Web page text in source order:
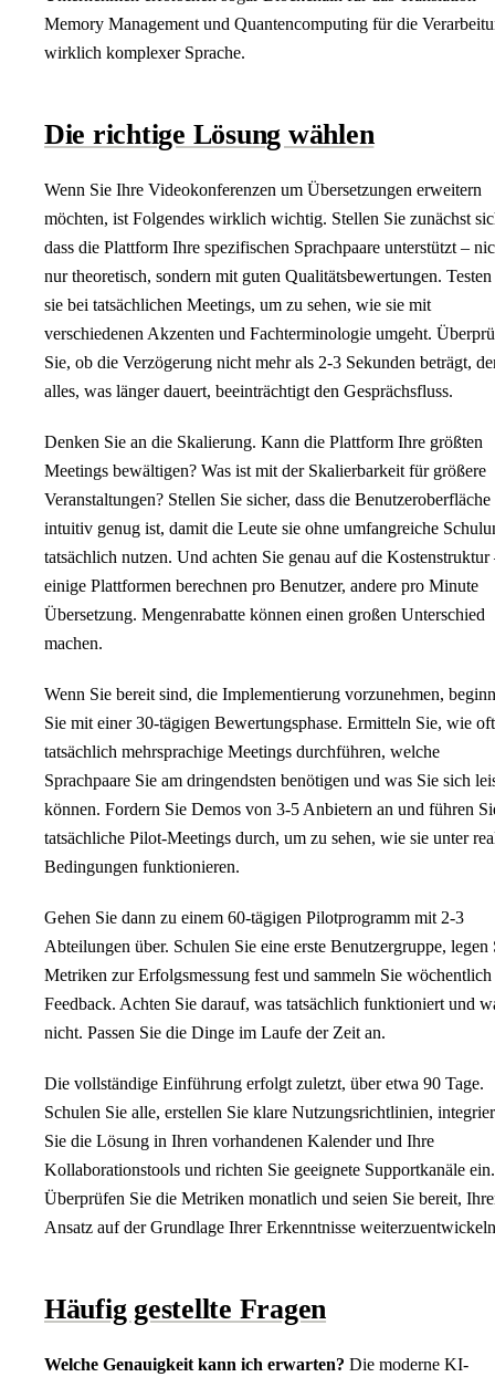
Memory Management und Quantencomputing für die
wirklich komplexer Sprache.
Die richtige Lösung wählen
Wenn Sie Ihre Videokonferenzen um Übersetzungen erweitern
möchten, ist Folgendes wirklich wichtig. Stellen Sie zunächst
dass die Plattform Ihre spezifischen Sprachpaare unterstützt –
nur theoretisch, sondern mit guten Qualitätsbewertungen. Testen
sie bei tatsächlichen Meetings, um zu sehen, wie sie mit
verschiedenen Akzenten und Fachterminologie umgeht.
Sie, ob die Verzögerung nicht mehr als 2-3 Sekunden beträgt,
alles, was länger dauert, beeinträchtigt den Gesprächsfluss.
Denken Sie an die Skalierung. Kann die Plattform Ihre größten
Meetings bewältigen? Was ist mit der Skalierbarkeit für größere
Veranstaltungen? Stellen Sie sicher, dass die Benutzeroberfläche
intuitiv genug ist, damit die Leute sie ohne umfangreiche
tatsächlich nutzen. Und achten Sie genau auf die Kostenstruktur
einige Plattformen berechnen pro Benutzer, andere pro Minute
Übersetzung. Mengenrabatte können einen großen Unterschied
machen.
Wenn Sie bereit sind, die Implementierung vorzunehmen,
Sie mit einer 30-tägigen Bewertungsphase. Ermitteln Sie, wie
tatsächlich mehrsprachige Meetings durchführen, welche
Sprachpaare Sie am dringendsten benötigen und was Sie sich
können. Fordern Sie Demos von 3-5 Anbietern an und führen
tatsächliche Pilot-Meetings durch, um zu sehen, wie sie unter
Bedingungen funktionieren.
Gehen Sie dann zu einem 60-tägigen Pilotprogramm mit 2-3
Abteilungen über. Schulen Sie eine erste Benutzergruppe, legen
Metriken zur Erfolgsmessung fest und sammeln Sie wöchentlich
Feedback. Achten Sie darauf, was tatsächlich funktioniert und
nicht. Passen Sie die Dinge im Laufe der Zeit an.
Die vollständige Einführung erfolgt zuletzt, über etwa 90 Tage.
Schulen Sie alle, erstellen Sie klare Nutzungsrichtlinien,
Sie die Lösung in Ihren vorhandenen Kalender und Ihre
Kollaborationstools und richten Sie geeignete Supportkanäle ein.
Überprüfen Sie die Metriken monatlich und seien Sie bereit,
Ansatz auf der Grundlage Ihrer Erkenntnisse
Häufig gestellte Fragen
Welche Genauigkeit kann ich erwarten? Die moderne KI-